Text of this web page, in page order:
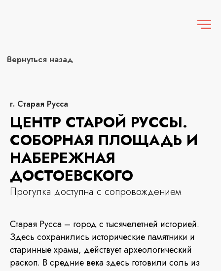
г. Старая Русса
ЦЕНТР СТАРОЙ РУССЫ.
СОБОРНАЯ ПЛОЩАДЬ И
НАБЕРЕЖНАЯ
ДОСТОЕВСКОГО
Прогулка доступна с сопровождением
Старая Русса – город с тысячелетней историей.
Здесь сохранились исторические памятники и
старинные храмы, действует археологический
раскоп. В средние века здесь готовили соль из